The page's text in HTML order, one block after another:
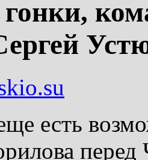
есть